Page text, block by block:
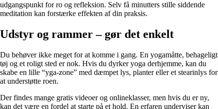
udgangspunkt for ro og refleksion. Selv få minutters stille siddende
meditation kan forstærke effekten af din praksis.
Udstyr og rammer – gør det enkelt
Du behøver ikke meget for at komme i gang. En yogamåtte, behageligt
tøj og et roligt sted er nok. Hvis du dyrker yoga derhjemme, kan du
skabe en lille “yga-zone” med dæmpet lys, planter eller et stearinlys for
at understøtte roen.
Der findes mange gratis videoer og onlineklasser, men hvis du er ny,
kan det være en fordel at starte på et hold. En erfaren underviser kan